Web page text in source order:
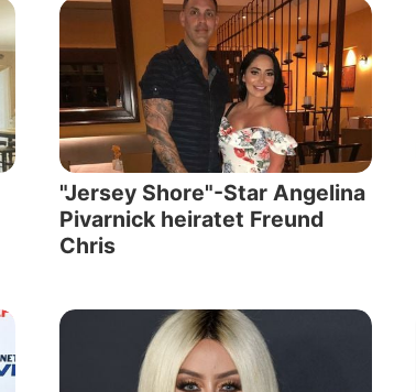
"Jersey Shore"-Star Angelina
Pivarnick heiratet Freund
Chris